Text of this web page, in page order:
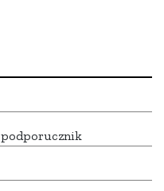
podporucznik